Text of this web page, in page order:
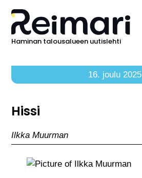
Haminan talousalueen uutislehti
16. joulu 2025
Hissi
Ilkka Muurman